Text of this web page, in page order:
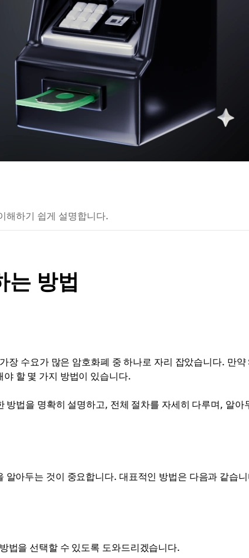
해하기 쉽게 설명합니다.
는 방법
수요가 많은 암호화폐 중 하나로 자리 잡았습니다. 만약
할 몇 가지 방법이 있습니다.
법을 명확히 설명하고, 전체 절차를 자세히 다루며, 알아
아두는 것이 중요합니다. 대표적인 방법은 다음과 같습
법을 선택할 수 있도록 도와드리겠습니다.